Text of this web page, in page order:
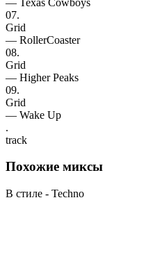
07.
Grid
— RollerCoaster
08.
Grid
— Higher Peaks
09.
Grid
— Wake Up
.
track
Похожие миксы
В стиле - Techno